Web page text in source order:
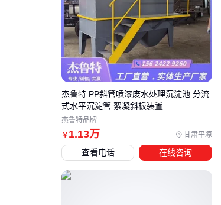
￥ 1.13万 甘肃平凉
杰鲁特 PP斜管喷漆废水处理沉淀池 分流
式水平沉淀管 絮凝斜板装置
杰鲁特品牌
查看电话 在线咨询